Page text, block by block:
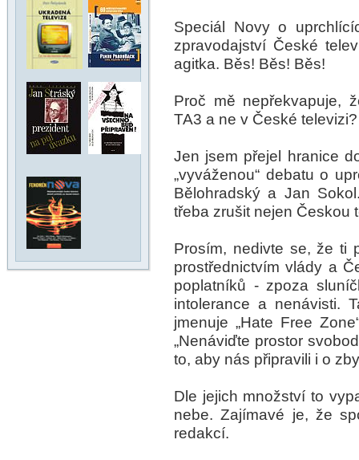
Speciál Novy o
zpravodajství České
agitka. Běs! Běs! Běs!
Proč mě nepřekvapuje,
TA3 a ne v České televizi?
Jen jsem přejel hranice
„vyváženou“ debatu o
Bělohradský a Jan
třeba zrušit nejen Českou
Prosím, nedivte se, že ti
prostřednictvím vlády a
poplatníků - zpoza
intolerance a nenávisti.
jmenuje „Hate Free
„Nenáviďte prostor
to, aby nás připravili i o
Dle jejich množství to
nebe. Zajímavé je, že
redakcí.